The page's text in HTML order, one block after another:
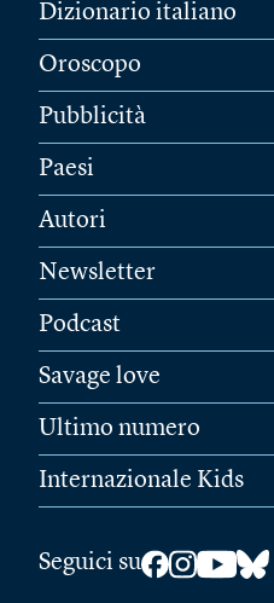
Dizionario italiano
Oroscopo
Pubblicità
Paesi
Autori
Newsletter
Podcast
Savage love
Ultimo numero
Internazionale Kids
Seguici su